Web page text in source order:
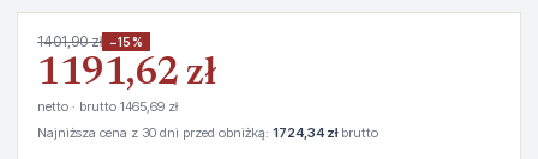
1401,90 zł −15%
1191,62 zł
netto · brutto 1465,69 zł
Najniższa cena z 30 dni przed obniżką: 1724,34 złbrutto